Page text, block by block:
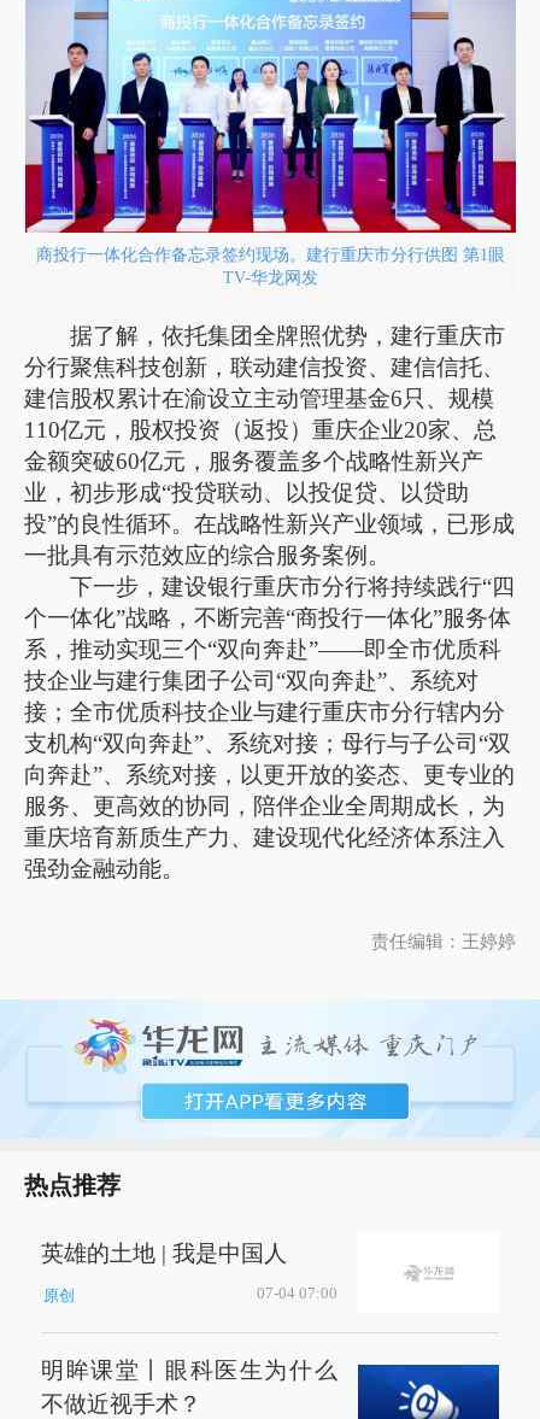
商投行一体化合作备忘录签约现场。建行重庆市分行供图 第1眼
TV-华龙网发
据了解，依托集团全牌照优势，建行重庆市
分行聚焦科技创新，联动建信投资、建信信托、
建信股权累计在渝设立主动管理基金6只、规模
110亿元，股权投资（返投）重庆企业20家、总
金额突破60亿元，服务覆盖多个战略性新兴产
业，初步形成“投贷联动、以投促贷、以贷助
投”的良性循环。在战略性新兴产业领域，已形成
一批具有示范效应的综合服务案例。
下一步，建设银行重庆市分行将持续践行“四
个一体化”战略，不断完善“商投行一体化”服务体
系，推动实现三个“双向奔赴”——即全市优质科
技企业与建行集团子公司“双向奔赴”、系统对
接；全市优质科技企业与建行重庆市分行辖内分
支机构“双向奔赴”、系统对接；母行与子公司“双
向奔赴”、系统对接，以更开放的姿态、更专业的
服务、更高效的协同，陪伴企业全周期成长，为
重庆培育新质生产力、建设现代化经济体系注入
强劲金融动能。
责任编辑：王婷婷
热点推荐
英雄的土地 | 我是中国人
原创 07-04 07:00
明眸课堂丨眼科医生为什么
不做近视手术？